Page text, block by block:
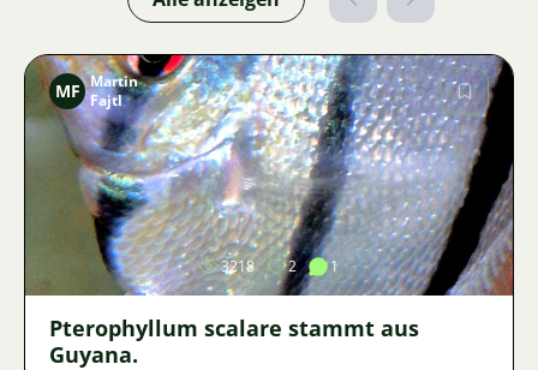
Bild
MF Martin
Fajtl
3218 2 1
Pterophyllum scalare stammt aus
Guyana.